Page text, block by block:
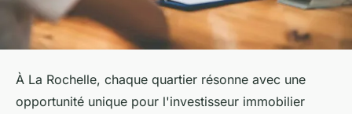
À La Rochelle, chaque quartier résonne avec une
opportunité unique pour l'investisseur immobilier